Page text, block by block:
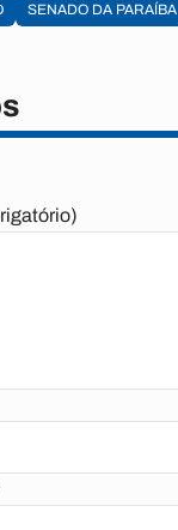
SENADO DA PARAÍBA